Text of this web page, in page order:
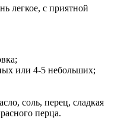
легкое, с приятной
или 4-5 небольших;
соль, перец, сладкая
перца.